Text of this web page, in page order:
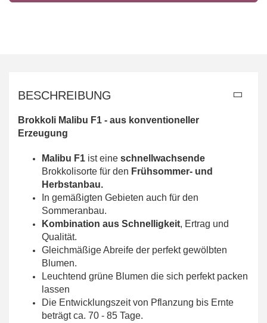
BESCHREIBUNG
Brokkoli Malibu F1 - aus konventioneller
Erzeugung
Malibu F1 ist eine schnellwachsende
Brokkolisorte für den Frühsommer- und
Herbstanbau.
In gemäßigten Gebieten auch für den
Sommeranbau.
Kombination aus Schnelligkeit, Ertrag und
Qualität.
Gleichmäßige Abreife der perfekt gewölbten
Blumen.
Leuchtend grüne Blumen die sich perfekt packen
lassen
Die Entwicklungszeit von Pflanzung bis Ernte
beträgt ca. 70 - 85 Tage.